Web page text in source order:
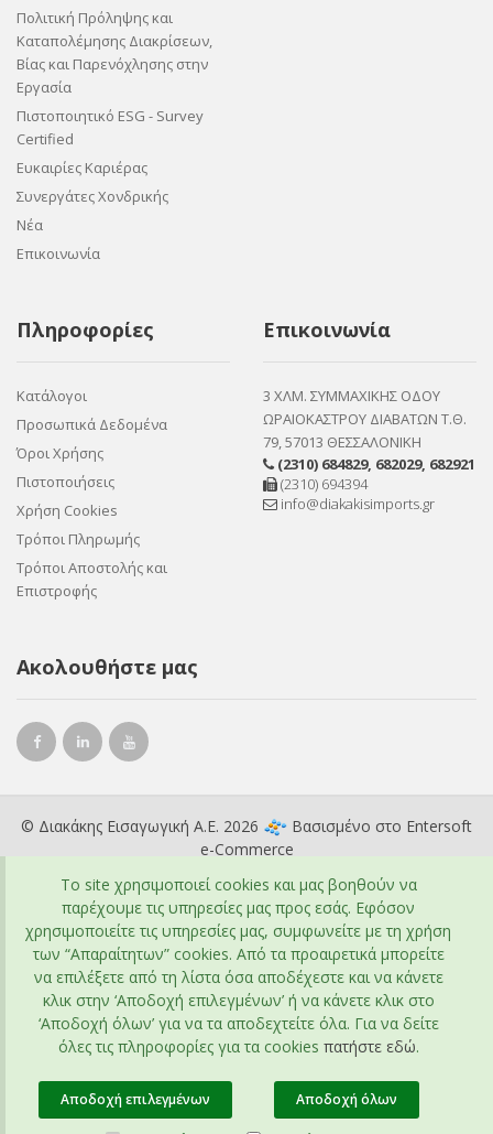
Πολιτική Πρόληψης και
Καταπολέμησης Διακρίσεων,
Βίας και Παρενόχλησης στην
Εργασία
Πιστοποιητικό ESG - Survey
Certified
Ευκαιρίες Καριέρας
Συνεργάτες Χονδρικής
Νέα
Επικοινωνία
Πληροφορίες
Κατάλογοι
Προσωπικά Δεδομένα
Όροι Χρήσης
Πιστοποιήσεις
Χρήση Cookies
Τρόποι Πληρωμής
Τρόποι Αποστολής και
Επιστροφής
Επικοινωνία
3 ΧΛΜ. ΣΥΜΜΑΧΙΚΗΣ ΟΔΟΥ
ΩΡΑΙΟΚΑΣΤΡΟΥ ΔΙΑΒΑΤΩΝ Τ.Θ.
79, 57013 ΘΕΣΣΑΛΟΝΙΚΗ
(2310) 684829, 682029, 682921
(2310) 694394
info@diakakisimports.gr
Ακολουθήστε μας
© Διακάκης Εισαγωγική Α.Ε. 2026 Βασισμένο στο Entersoft
e-Commerce
To site χρησιμοποιεί cookies και μας βοηθούν να
παρέχουμε τις υπηρεσίες μας προς εσάς. Εφόσον
χρησιμοποιείτε τις υπηρεσίες μας, συμφωνείτε με τη χρήση
των “Απαραίτητων” cookies. Από τα προαιρετικά μπορείτε
να επιλέξετε από τη λίστα όσα αποδέχεστε και να κάνετε
κλικ στην ‘Αποδοχή επιλεγμένων’ ή να κάνετε κλικ στο
‘Αποδοχή όλων’ για να τα αποδεχτείτε όλα. Για να δείτε
όλες τις πληροφορίες για τα cookies πατήστε εδώ.
Αποδοχή επιλεγμένων Αποδοχή όλων